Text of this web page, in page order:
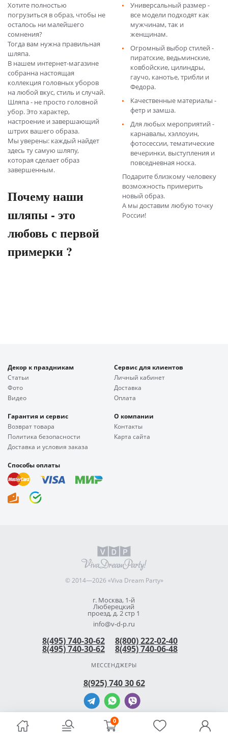
0
Хотите полностью
погрузиться в образ, чтобы не
осталось ни малейшего
сомнения?
Тогда вам нужна правильная
шляпа.
В нашем интернет-магазине
собранна настоящая
коллекция головных уборов
на любой вкус, стиль и случай.
Шляпа - не просто головной
убор. Это характер,
настроение и завершающий
штрих вашего образа.
Мы уверены: каждый найдет
здесь ту самую шляпу,
которая сделает образ
завершенным.
Почему наши
шляпы - это
любовь с первой
примерки ?
Универсальный размер -
все модели подходят как
мужчинам, так и
женщинам.
Огромный выбор стилей -
пиратские, ведьминские,
ковбойские, цилиндры,
гаучо, канотье, трибли и
Федора.
Качественные материалы -
фетр и замша.
Для любых мероприятий -
карнавалы, хэллоуин,
фотосессии, тематические
вечеринки, выступления и
повседневная носка.
Подарите близкому человеку
возможность примерить
новый образ.
А мы доставим любую точку
России!
Декор к праздникам
Статьи
Фото
Видео
Сервис для клиентов
Личный кабинет
Доставка
Оплата
Гарантия и сервис
Возврат товара
Политика безопасности
Доставка и условия заказа
О компании
Контакты
Карта сайта
Способы оплаты
© 2014—2026 «Viva Dream Party»
г. Москва, 1-й
Люберецкий
проезд, д. 2 стр 1
info@v-d-p.ru
8(495) 740-30-62 8(800) 222-02-40
8(495) 740-30-62 8(495) 740-06-48
МЕССЕНДЖЕРЫ
8(925) 740 30 62